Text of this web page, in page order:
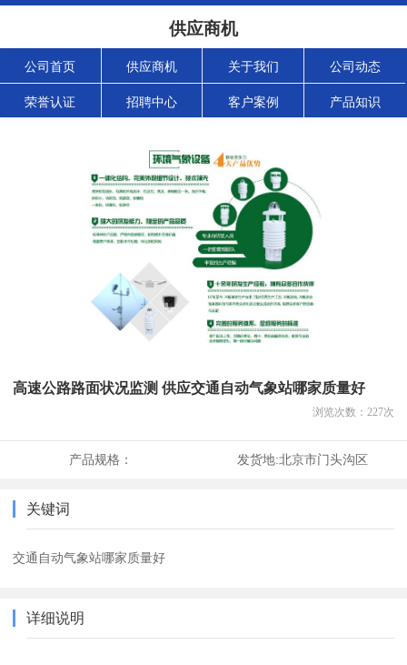
供应商机
公司首页 供应商机 关于我们 公司动态
荣誉认证 招聘中心 客户案例 产品知识
高速公路路面状况监测 供应交通自动气象站哪家质量好
浏览次数： 227次
产品规格： 发货地:北京市门头沟区
关键词
交通自动气象站哪家质量好
详细说明